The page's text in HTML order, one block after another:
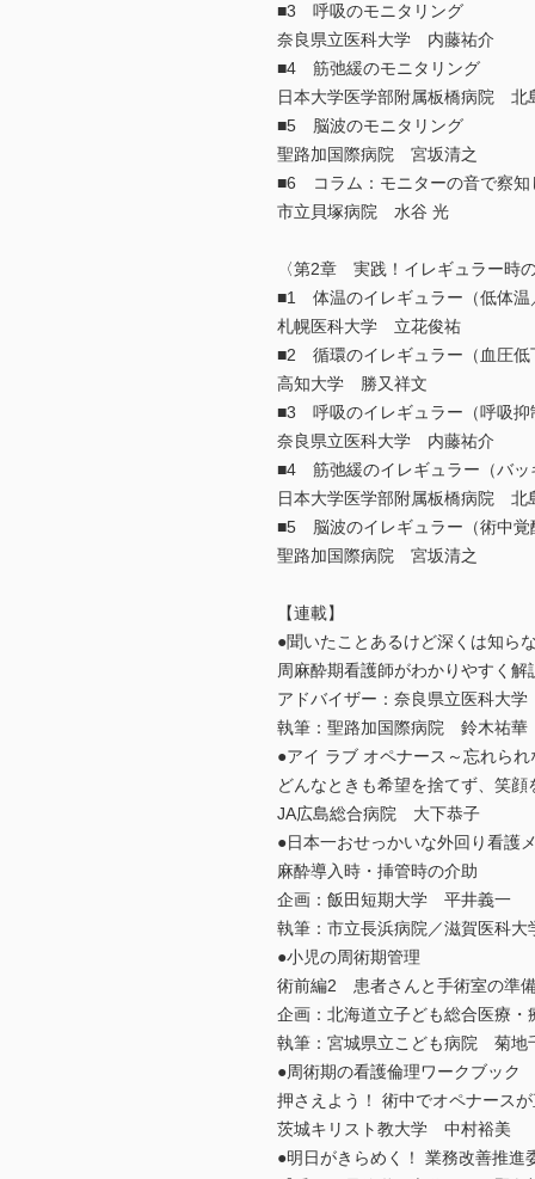
■3 呼吸のモニタリング
奈良県立医科大学 内藤祐介
■4 筋弛緩のモニタリング
日本大学医学部附属板橋病院 北
■5 脳波のモニタリング
聖路加国際病院 宮坂清之
■6 コラム：モニターの音で察知
市立貝塚病院 水谷 光
〈第2章 実践！イレギュラー時
■1 体温のイレギュラー（低体温
札幌医科大学 立花俊祐
■2 循環のイレギュラー（血圧低
高知大学 勝又祥文
■3 呼吸のイレギュラー（呼吸抑
奈良県立医科大学 内藤祐介
■4 筋弛緩のイレギュラー（バッ
日本大学医学部附属板橋病院 北
■5 脳波のイレギュラー（術中覚
聖路加国際病院 宮坂清之
【連載】
●聞いたことあるけど深くは知ら
周麻酔期看護師がわかりやすく
アドバイザー：奈良県立医科大
執筆：聖路加国際病院 鈴木祐華
●アイ ラブ オペナース～忘れら
どんなときも希望を捨てず、笑顔
JA広島総合病院 大下恭子
●日本一おせっかいな外回り看護
麻酔導入時・挿管時の介助
企画：飯田短期大学 平井義一
執筆：市立長浜病院／滋賀医科
●小児の周術期管理
術前編2 患者さんと手術室の準
企画：北海道立子ども総合医療
執筆：宮城県立こども病院 菊地
●周術期の看護倫理ワークブック
押さえよう！ 術中でオペナース
茨城キリスト教大学 中村裕美
●明日がきらめく！ 業務改善推進